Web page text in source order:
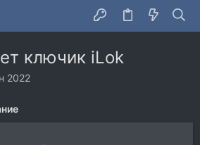
ключик iLok
2022